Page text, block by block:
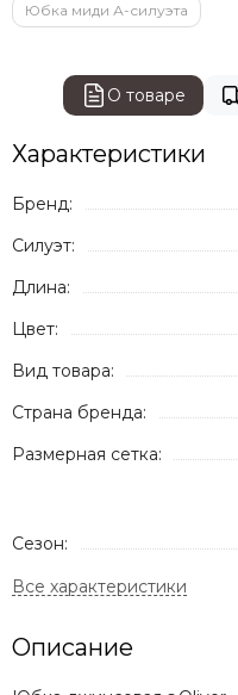
Юбка миди А-силуэта
О товаре
Характеристики
Бренд:
Силуэт:
Длина:
Цвет:
Вид товара:
Страна бренда:
Размерная сетка:
Сезон:
Описание